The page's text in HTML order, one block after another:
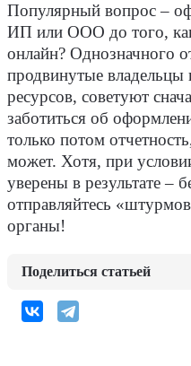
Популярный вопрос –
ИП или ООО до того,
онлайн? Однозначного
продвинутые
ресурсов, советуют
заботиться об
только потом
может. Хотя, при
уверены в результате –
отправляйтесь
органы!
Поделиться статьей